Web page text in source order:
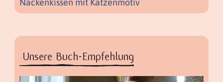
Unsere Buch-Empfehlung